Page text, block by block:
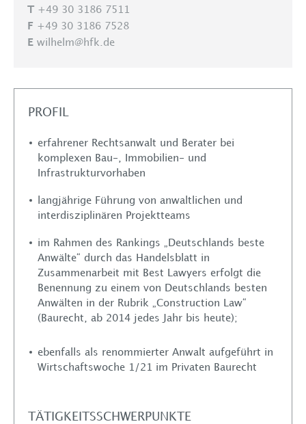
+49 30 3186 7511
F +49 30 3186 7528
E wilhelm@hfk.de
PROFIL
erfahrener Rechtsanwalt und Berater bei
komplexen Bau-, Immobilien- und
Infrastrukturvorhaben
langjährige Führung von anwaltlichen und
interdisziplinären Projektteams
im Rahmen des Rankings „Deutschlands beste
Anwälte“ durch das Handelsblatt in
Zusammenarbeit mit Best Lawyers erfolgt die
Benennung zu einem von Deutschlands besten
Anwälten in der Rubrik „Construction Law“
(Baurecht, ab 2014 jedes Jahr bis heute);
ebenfalls als renommierter Anwalt aufgeführt in
Wirtschaftswoche 1/21 im Privaten Baurecht
TÄTIGKEITSSCHWERPUNKTE